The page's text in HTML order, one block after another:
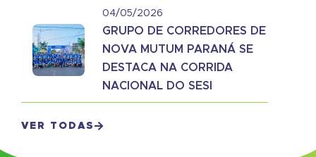
04/05/2026
GRUPO DE CORREDORES DE
NOVA MUTUM PARANÁ SE
DESTACA NA CORRIDA
NACIONAL DO SESI
VER TODAS